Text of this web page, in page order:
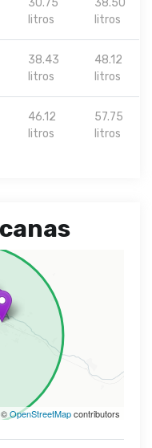
litros
litros
38.43
litros
48.12
litros
46.12
litros
57.75
litros
©OpenStreetMapcontributors